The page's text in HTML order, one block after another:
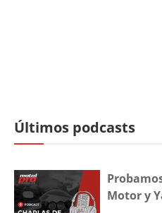
Últimos podcasts
Motor y